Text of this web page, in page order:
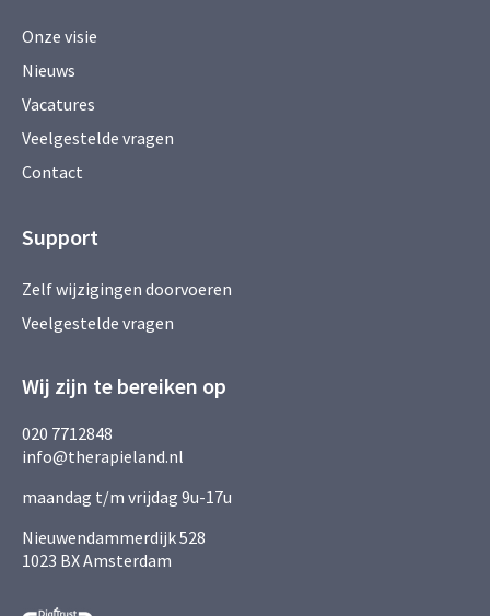
Onze visie
Nieuws
Vacatures
Veelgestelde vragen
Contact
Support
Zelf wijzigingen doorvoeren
Veelgestelde vragen
Wij zijn te bereiken op
020 7712848
info@therapieland.nl
maandag t/m vrijdag 9u-17u
Nieuwendammerdijk 528
1023 BX Amsterdam